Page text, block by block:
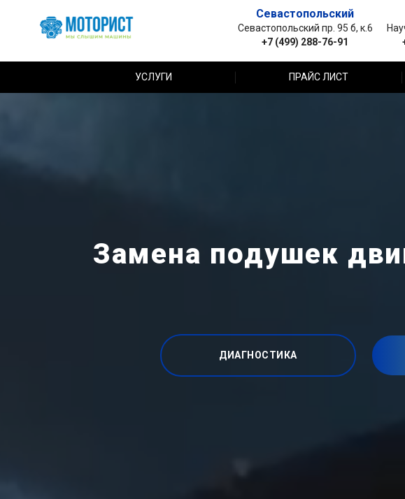
Севастопольский
Севастопольский пр. 95 б, к.6
+7 (499) 288-76-91
УСЛУГИ ПРАЙС ЛИСТ
Замена подушек
ДИАГНОСТИКА